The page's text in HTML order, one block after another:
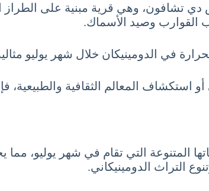
دي تشافون، وهي قرية مبنية على
القوارب وصيد الأسماك.
في الدومينيكان خلال شهر يوليو
المتنوعة التي تقام في شهر يوليو،
التراث الدومينيكاني.